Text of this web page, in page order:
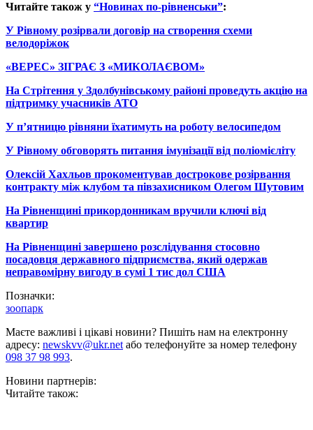
Читайте також у “Новинах по-рівненськи”:
У Рівному розірвали договір на створення схеми
велодоріжок
«ВЕРЕС» ЗІГРАЄ З «МИКОЛАЄВОМ»
На Стрітення у Здолбунівському районі проведуть акцію на
підтримку учасників АТО
У п’ятницю рівняни їхатимуть на роботу велосипедом
У Рівному обговорять питання імунізації від поліомієліту
Олексій Хахльов прокоментував дострокове розірвання
контракту між клубом та півзахисником Олегом Шутовим
На Рівненщині прикордонникам вручили ключі від
квартир
На Рівненщині завершено розслідування стосовно
посадовця державного підприємства, який одержав
неправомірну вигоду в сумі 1 тис дол США
Позначки:
зоопарк
Маєте важливі і цікаві новини? Пишіть нам на електронну
адресу: newskvv@ukr.netабо телефонуйте за номер телефону
098 37 98 993.
Новини партнерів:
Читайте також: